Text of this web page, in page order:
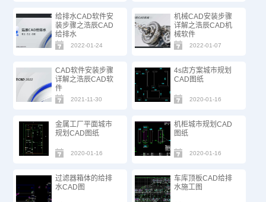
给排水CAD软件安
装步骤之浩辰CAD
给排水
2022-01-24
机械CAD安装步骤
详解之浩辰CAD机
械软件
2022-01-07
CAD软件安装步骤
详解之浩辰CAD软
件
2021-11-30
4s店方案城市规划
CAD图纸
2020-01-16
金属工厂平面城市
规划CAD图纸
2020-01-16
机柜城市规划CAD
图纸
2020-01-16
过滤器箱体的给排
水CAD图
车库顶板CAD给排
水施工图